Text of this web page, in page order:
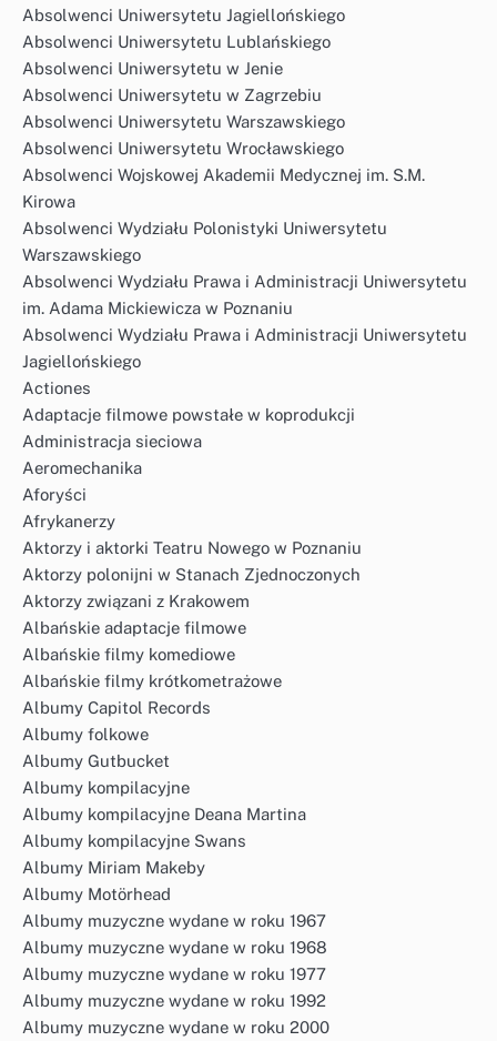
Absolwenci Uniwersytetu Jagiellońskiego
Absolwenci Uniwersytetu Lublańskiego
Absolwenci Uniwersytetu w Jenie
Absolwenci Uniwersytetu w Zagrzebiu
Absolwenci Uniwersytetu Warszawskiego
Absolwenci Uniwersytetu Wrocławskiego
Absolwenci Wojskowej Akademii Medycznej im. S.M.
Kirowa
Absolwenci Wydziału Polonistyki Uniwersytetu
Warszawskiego
Absolwenci Wydziału Prawa i Administracji Uniwersytetu
im. Adama Mickiewicza w Poznaniu
Absolwenci Wydziału Prawa i Administracji Uniwersytetu
Jagiellońskiego
Actiones
Adaptacje filmowe powstałe w koprodukcji
Administracja sieciowa
Aeromechanika
Aforyści
Afrykanerzy
Aktorzy i aktorki Teatru Nowego w Poznaniu
Aktorzy polonijni w Stanach Zjednoczonych
Aktorzy związani z Krakowem
Albańskie adaptacje filmowe
Albańskie filmy komediowe
Albańskie filmy krótkometrażowe
Albumy Capitol Records
Albumy folkowe
Albumy Gutbucket
Albumy kompilacyjne
Albumy kompilacyjne Deana Martina
Albumy kompilacyjne Swans
Albumy Miriam Makeby
Albumy Motörhead
Albumy muzyczne wydane w roku 1967
Albumy muzyczne wydane w roku 1968
Albumy muzyczne wydane w roku 1977
Albumy muzyczne wydane w roku 1992
Albumy muzyczne wydane w roku 2000